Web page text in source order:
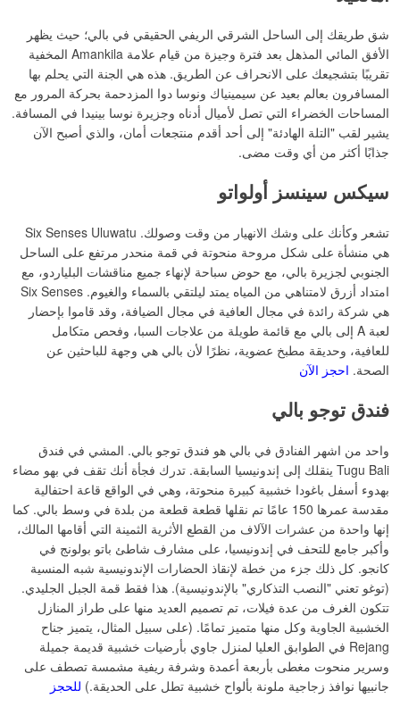
شق طريقك إلى الساحل الشرقي الريفي الحقيقي في بالي؛ حيث يظهر
الأفق المائي المذهل بعد فترة وجيزة من قيام علامة Amankila المخفية
تقريبًا بتشجيعك على الانحراف عن الطريق. هذه هي الجنة التي يحلم بها
المسافرون بعالم بعيد عن سيمينياك ونوسا دوا المزدحمة بحركة المرور مع
المساحات الخضراء التي تصل لأميال أدناه وجزيرة نوسا بينيدا في المسافة.
يشير لقب "التلة الهادئة" إلى أحد أقدم منتجعات أمان، والذي أصبح الآن
جذابًا أكثر من أي وقت مضى.
سيكس سينسز أولواتو
تشعر وكأنك على وشك الانهيار من وقت وصولك. Six Senses Uluwatu
هي منشأة على شكل مروحة منحوتة في قمة منحدر مرتفع على الساحل
الجنوبي لجزيرة بالي، مع حوض سباحة لإنهاء جميع مناقشات البلياردو، مع
امتداد أزرق لامتناهي من المياه يمتد ليلتقي بالسماء والغيوم. Six Senses
هي شركة رائدة في مجال العافية في مجال الضيافة، وقد قاموا بإحضار
لعبة A إلى بالي مع قائمة طويلة من علاجات السبا، وفحص متكامل
للعافية، وحديقة مطبخ عضوية، نظرًا لأن بالي هي وجهة للباحثين عن
الصحة. احجز الآن
فندق توجو بالي
واحد من اشهر الفنادق في بالي هو فندق توجو بالي. المشي في فندق
Tugu Bali ينقلك إلى إندونيسيا السابقة. تدرك فجأة أنك تقف في بهو مضاء
بهدوء أسفل باغودا خشبية كبيرة منحوتة، وهي في الواقع قاعة احتفالية
مقدسة عمرها 150 عامًا تم نقلها قطعة قطعة من بلدة في وسط بالي. كما
إنها واحدة من عشرات الآلاف من القطع الأثرية الثمينة التي أقامها المالك،
وأكبر جامع للتحف في إندونيسيا، على مشارف شاطئ باتو بولونج في
كانجو. كل ذلك جزء من خطة لإنقاذ الحضارات الإندونيسية شبه المنسية
(توغو تعني "النصب التذكاري" بالإندونيسية). هذا فقط قمة الجبل الجليدي.
تتكون الغرف من عدة فيلات، تم تصميم العديد منها على طراز المنازل
الخشبية الجاوية وكل منها متميز تمامًا. (على سبيل المثال، يتميز جناح
Rejang في الطوابق العليا لمنزل جاوي بأرضيات خشبية قديمة جميلة
وسرير منحوت مغطى بأربعة أعمدة وشرفة ريفية مشمسة تصطف على
جانبيها نوافذ زجاجية ملونة بألواح خشبية تطل على الحديقة.) للحجز